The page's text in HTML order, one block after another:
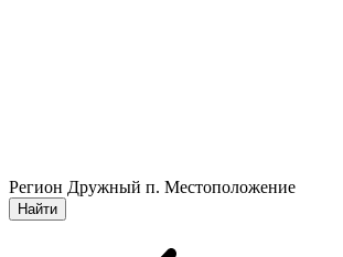
Регион Дружный п. Местоположение